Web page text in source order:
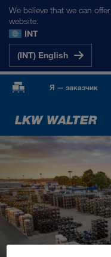
We believe that we can
website.
INT
(INT) English
Я — заказчик
ПРОДУКТЫ И
Автомобильные
Цифровые решения
Комбинированные